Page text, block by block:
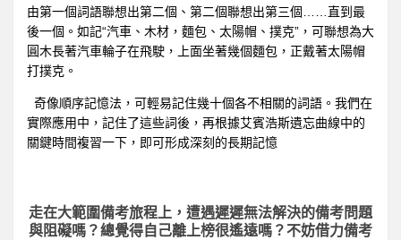
由第一個詞語聯想出第二個、第二個聯想出第三個……直到最
後一個。如記“汽車、木材，麵包、太陽帽、撲克”，可聯想為大
圓木長著汽車輪子在飛駛，上面坐著幾個麵包，正戴著太陽帽
打撲克。
奇像順序記憶法，可輕易記住幾十個各不相關的詞語。我們在
實際應用中，記住了這些詞後，再根據艾賓浩斯遺忘曲線中的
關鍵時間複習一下，即可形成深刻的長期記憶
走在大範圍備考旅程上， 遭遇遲遲無法解決的備考問題
與阻礙嗎？總覺得自己離上榜很遙遠嗎？不妨借力備考